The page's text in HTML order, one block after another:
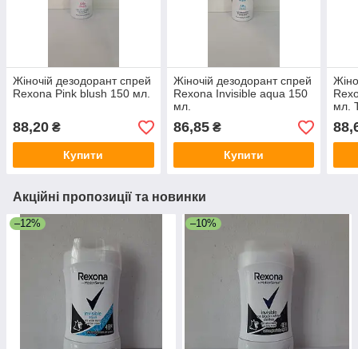
Жіночій дезодорант спрей
Rexona Pink blush 150 мл.
88,20 ₴
Купити
Жіночій дезодорант спрей
Rexona Invisible aqua 150
мл.
86,85₴
Купити
мл.
Акційні пропозиції та новинки
–12% –10%